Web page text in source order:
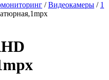
/ Видеокамеры / 1